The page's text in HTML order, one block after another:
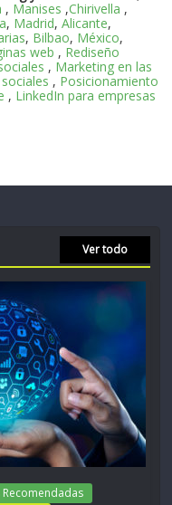
, Manises ,Chirivella ,
, Madrid,Alicante,
, Bilbao, México,
web , Rediseño
, Marketing en las
, Posicionamiento
, LinkedIn para empresas
Ver todo